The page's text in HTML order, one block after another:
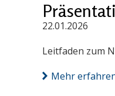
22.01.2026
Leitfaden zum
Mehr